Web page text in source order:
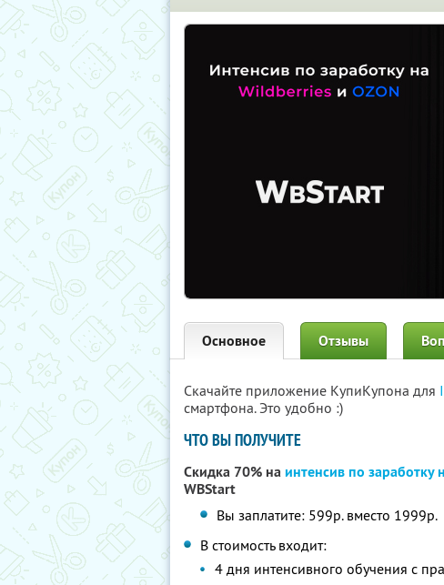
Основное Отзывы
Скачайте приложение КупиКупона для
смартфона. Это удобно :)
ЧТО ВЫ ПОЛУЧИТЕ
Скидка 70% наинтенсив по заработку
WBStart
Вы заплатите: 599р. вместо 1999р.
В стоимость входит:
4 дня интенсивного обучения с